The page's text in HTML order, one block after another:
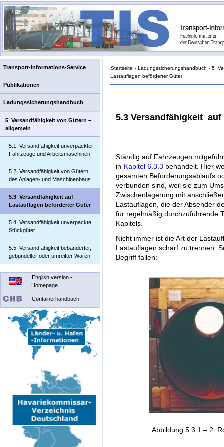
Transport-Informations-Service
Publikationen
Ladungssicherungshandbuch
5 Versandfähigkeit von Gütern –
allgemein
5.1 Versandfähigkeit unverpackter
Fahrzeuge und Arbeitsmaschinen
5.2 Versandfähigkeit von Gütern
des Anlagen- und Maschinenbaus
5.3 Versandfähigkeit auf
Lastauflagen beförderter Güter
5.4 Versandfähigkeit unverpackte
Stückgüter
5.5 Versandfähigkeit bebänderter,
gebündelter oder umreifter Waren
English version -
Homepage
Containerhandbuch
Startseite › Ladungssicherungshandbuch › 5
Lastauflagen beförderter Güter
5.3 Versandfähigkeit
Ständig auf Fahrzeugen
in Kapitel 6.3.3 behandelt. Hier
gesamten Beförderungsablaufs
verbunden sind, weil sie zum
Zwischenlagerung mit
Lastauflagen, die der Absender
für regelmäßig durchzuführende
Kapitels.
Nicht immer ist die Art der
Lastauflagen scharf zu trennen.
Begriff fallen:
Abbildung 5.3.1 – 2: